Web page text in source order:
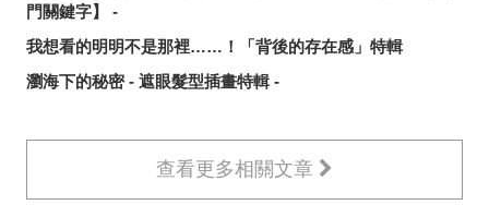
門關鍵字】 -
我想看的明明不是那裡……！「背後的存在感」特輯
瀏海下的秘密 - 遮眼髮型插畫特輯 -
查看更多相關文章